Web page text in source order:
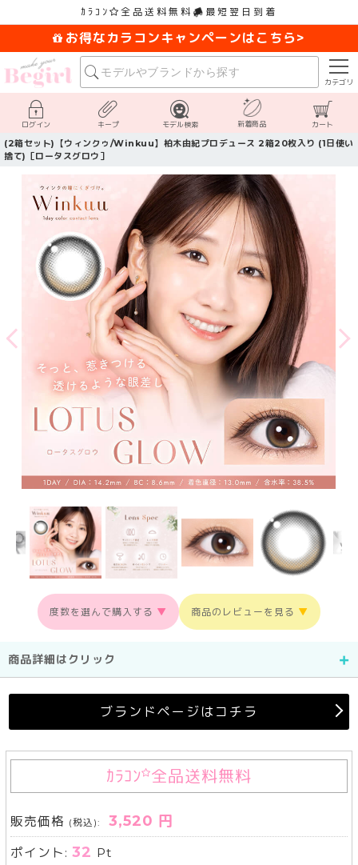
ｶﾗｺﾝ 全品送料無料 最短翌日到着
お得なカラコンキャンペーンはこちら>
カテゴリ
ログイン キープ モデル検索 新着商品 カート
(2箱セット)【ウィンクゥ/Winkuu】柏木由紀プロデュース 2箱20枚入り (1日使い
捨て)［ロータスグロウ］
度数を選んで購入する ▼ 商品のレビューを見る ▼
商品詳細はクリック
ブランドページはコチラ
ｶﾗｺﾝ 全品送料無料
販売価格 (税込): 3,520 円
ポイント:32 Pt